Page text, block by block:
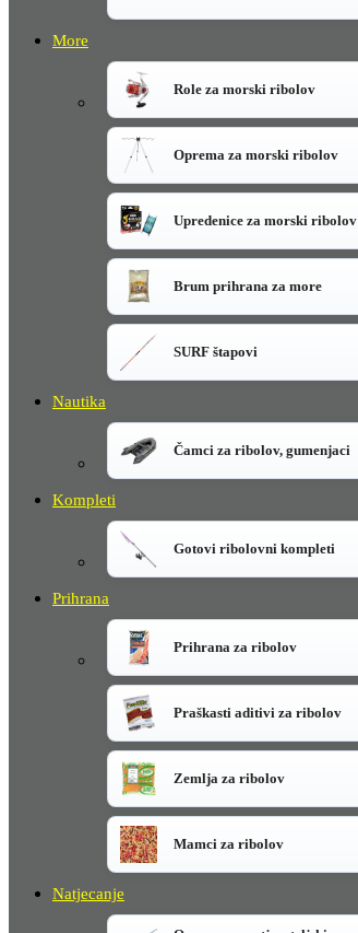
More
Role za morski ribolov
Oprema za morski ribolov
Upredenice za morski ribolov
Brum prihrana za more
SURF štapovi
Nautika
Čamci za ribolov, gumenjaci
Kompleti
Gotovi ribolovni kompleti
Prihrana
Prihrana za ribolov
Praškasti aditivi za ribolov
Zemlja za ribolov
Mamci za ribolov
Natjecanje